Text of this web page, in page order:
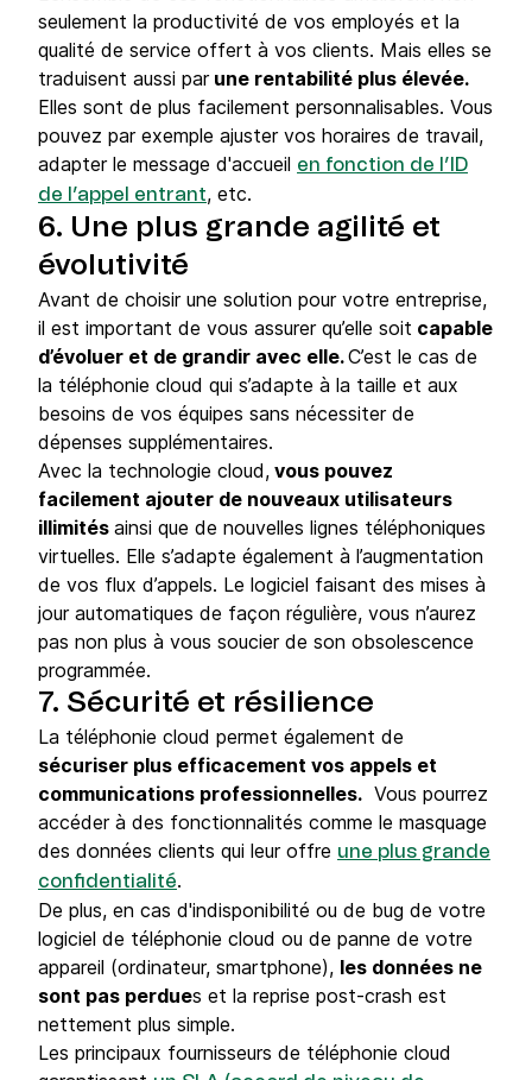
seulement la productivité de vos employés et la
qualité de service offert à vos clients. Mais elles se
traduisent aussi parune rentabilité plus élevée.
Elles sont de plus facilement personnalisables. Vous
pouvez par exemple ajuster vos horaires de travail,
adapter le message d'accueil en fonction de l’ID
de l’appel entrant, etc.
6. Une plus grande agilité et
évolutivité
Avant de choisir une solution pour votre entreprise,
il est important de vous assurer qu’elle soit capable
d’évoluer et de grandir avec elle.C’est le cas de
la téléphonie cloud qui s’adapte à la taille et aux
besoins de vos équipes sans nécessiter de
dépenses supplémentaires.
Avec la technologie cloud, vous pouvez
facilement ajouter de nouveaux utilisateurs
illimités ainsi que de nouvelles lignes téléphoniques
virtuelles. Elle s’adapte également à l’augmentation
de vos flux d’appels. Le logiciel faisant des mises à
jour automatiques de façon régulière, vous n’aurez
pas non plus à vous soucier de son obsolescence
programmée.
7. Sécurité et résilience
La téléphonie cloud permet également de
sécuriser plus efficacement vos appels et
communications professionnelles. Vous pourrez
accéder à des fonctionnalités comme le masquage
des données clients qui leur offre une plus grande
confidentialité.
De plus, en cas d'indisponibilité ou de bug de votre
logiciel de téléphonie cloud ou de panne de votre
appareil (ordinateur, smartphone), les données ne
sont pas perdues et la reprise post-crash est
nettement plus simple.
Les principaux fournisseurs de téléphonie cloud